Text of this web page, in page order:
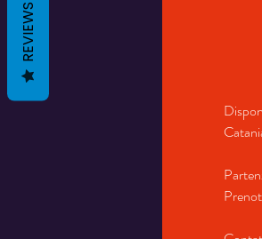
REVIEWS